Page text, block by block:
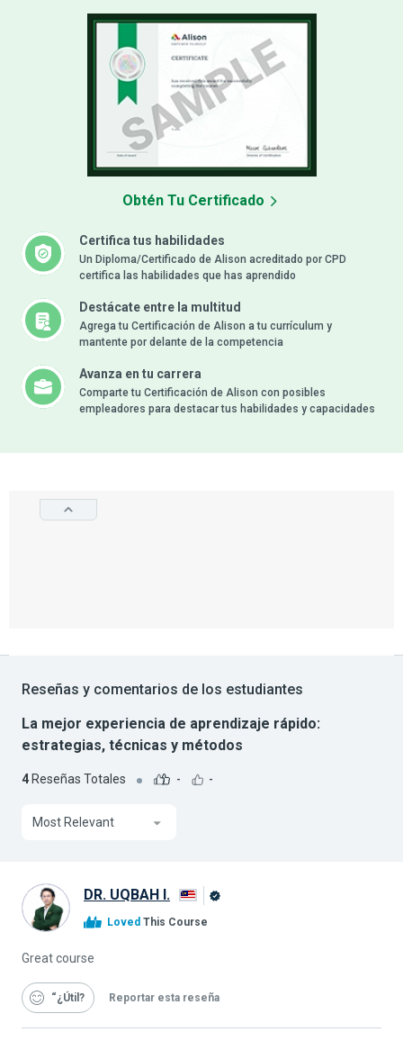
Certifica tus habilidades
Un Diploma/Certificado de Alison acreditado por CPD
certifica las habilidades que has aprendido
Destácate entre la multitud
Agrega tu Certificación de Alison a tu currículum y
mantente por delante de la competencia
Avanza en tu carrera
Comparte tu Certificación de Alison con posibles
empleadores para destacar tus habilidades y capacidades
Obtén Tu Certificado
Reseñas y comentarios de los estudiantes
La mejor experiencia de aprendizaje rápido:
estrategias, técnicas y métodos
4 Reseñas Totales - -
Most Relevant
DR. UQBAH I.
Loved This Course
Great course
“¿Útil Reportar esta reseña